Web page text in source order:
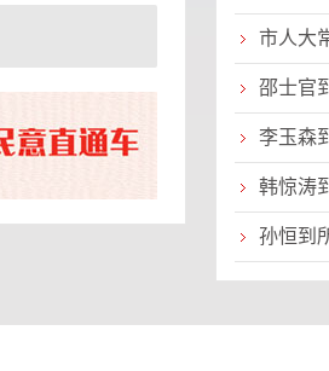
市人大
邵士官
李玉森
韩惊涛
孙恒到